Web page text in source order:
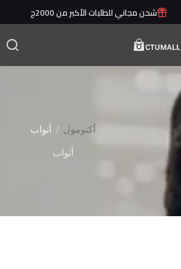
التجاوزشحن مجاني للطلبات الأكبر من 2000ج
أكتومول / أثواب
أثواب